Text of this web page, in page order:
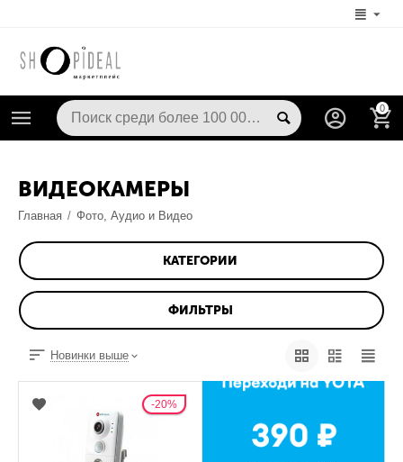
0
ВИДЕОКАМЕРЫ
Главная / Фото, Аудио и Видео
КАТЕГОРИИ
ФИЛЬТРЫ
Новинки выше
20%